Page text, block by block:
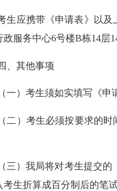
生应携带《申请表》以
政服务中心6号楼B栋14层
、其他事项
（一）考生须如实填写《
（二）考生必须按要求的
（三）我局将对考生提交
考生折算成百分制后的笔